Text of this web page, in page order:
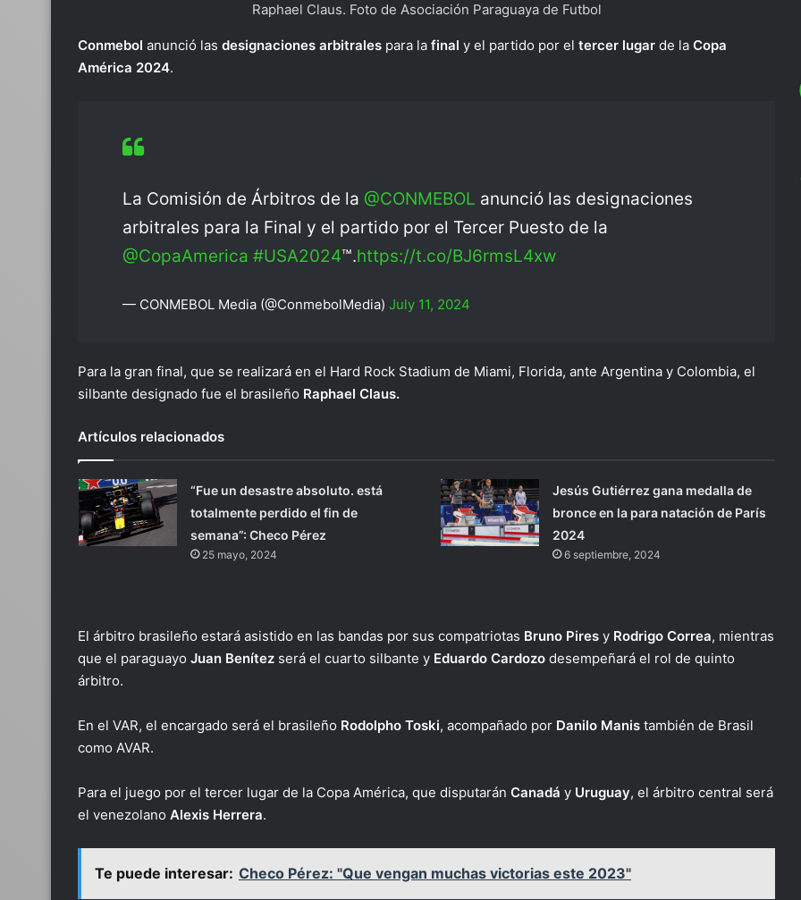
Raphael Claus. Foto de Asociación Paraguaya de Futbol
Conmebol anunció las designaciones arbitrales para la final y el partido por el tercer lugar de la Copa
América 2024.
La Comisión de Árbitros de la @CONMEBOL anunció las designaciones
arbitrales para la Final y el partido por el Tercer Puesto de la
@CopaAmerica #USA2024™.https://t.co/BJ6rmsL4xw
— CONMEBOL Media (@ConmebolMedia) July 11, 2024
Para la gran final, que se realizará en el Hard Rock Stadium de Miami, Florida, ante Argentina y Colombia, el
silbante designado fue el brasileño Raphael Claus.
Artículos relacionados
“Fue un desastre absoluto. está
totalmente perdido el fin de
semana”: Checo Pérez
25 mayo, 2024
Jesús Gutiérrez gana medalla de
bronce en la para natación de París
2024
6 septiembre, 2024
El árbitro brasileño estará asistido en las bandas por sus compatriotas Bruno Pires y Rodrigo Correa, mientras
que el paraguayo Juan Benítez será el cuarto silbante y Eduardo Cardozo desempeñará el rol de quinto
árbitro.
En el VAR, el encargado será el brasileño Rodolpho Toski, acompañado por Danilo Manis también de Brasil
como AVAR.
Para el juego por el tercer lugar de la Copa América, que disputarán Canadá y Uruguay, el árbitro central será
el venezolano Alexis Herrera.
Te puede interesar: Checo Pérez: "Que vengan muchas victorias este 2023"